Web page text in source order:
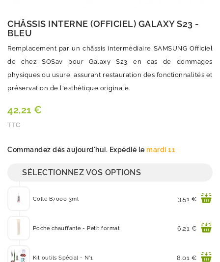
CHÂSSIS INTERNE (OFFICIEL) GALAXY S23 -
BLEU
Remplacement par un châssis intermédiaire SAMSUNG Officiel
de chez SOSav pour Galaxy S23 en cas de dommages
physiques ou usure, assurant restauration des fonctionnalités et
préservation de l'esthétique originale.
42,21 €
TTC
Commandez dès aujourd'hui. Expédié le mardi 11
SÉLECTIONNEZ VOS OPTIONS
Colle B7000 3ml Prix
3.51 €
Poche chauffante - Petit format Prix
6.21 €
Kit outils Spécial - N°1 Prix
8.01 €